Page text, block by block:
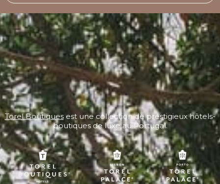
Torel Boutiquesest une collection de prestigieux hôtels-
boutiques de luxe au Portugal.